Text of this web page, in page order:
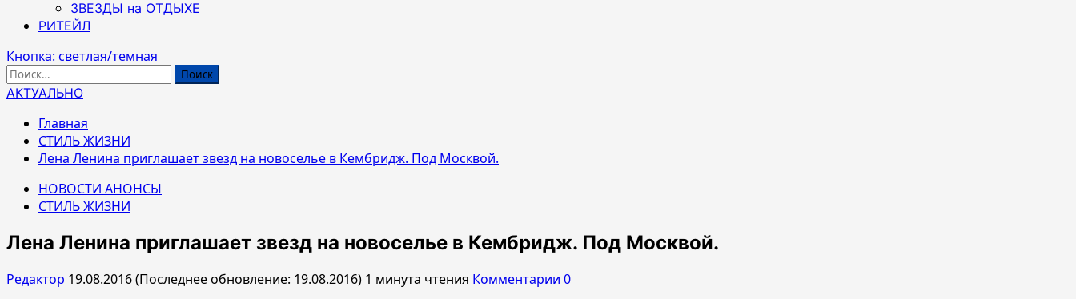
ЗВЕЗДЫ на ОТДЫХЕ
РИТЕЙЛ
Кнопка: светлая/темная
Найти:
АКТУАЛЬНО
Главная
СТИЛЬ ЖИЗНИ
Лена Ленина приглашает звезд на новоселье в Кембридж. Под Москвой.
НОВОСТИ АНОНСЫ
СТИЛЬ ЖИЗНИ
Лена Ленина приглашает звезд на новоселье в Кембридж. Под Москвой.
Редактор 19.08.2016 (Последнее обновление: 19.08.2016) 1 минута чтения Комментарии 0